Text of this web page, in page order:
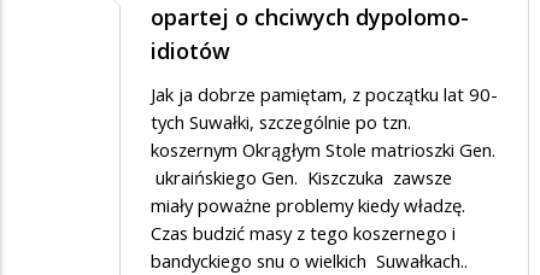
opartej o chciwych dypolomo-
idiotów
Jak ja dobrze pamiętam, z początku lat 90-
tych Suwałki, szczególnie po tzn.
koszernym Okrągłym Stole matrioszki Gen.
ukraińskiego Gen. Kiszczuka zawsze
miały poważne problemy kiedy władzę.
Czas budzić masy z tego koszernego i
bandyckiego snu o wielkich Suwałkach..